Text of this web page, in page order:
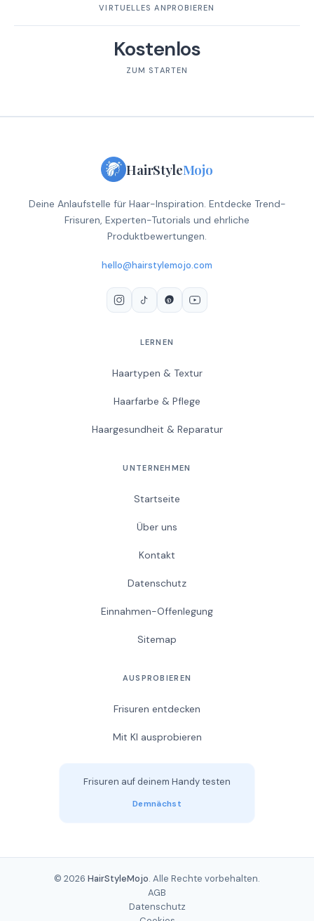
VIRTUELLES ANPROBIEREN
Kostenlos
ZUM STARTEN
HairStyleMojo
Deine Anlaufstelle für Haar-Inspiration. Entdecke Trend-
Frisuren, Experten-Tutorials und ehrliche
Produktbewertungen.
hello@hairstylemojo.com
LERNEN
Haartypen & Textur
Haarfarbe & Pflege
Haargesundheit & Reparatur
UNTERNEHMEN
Startseite
Über uns
Kontakt
Datenschutz
Einnahmen-Offenlegung
Sitemap
AUSPROBIEREN
Frisuren entdecken
Mit KI ausprobieren
Frisuren auf deinem Handy testen
Demnächst
© 2026 HairStyleMojo. Alle Rechte vorbehalten.
AGB
Datenschutz